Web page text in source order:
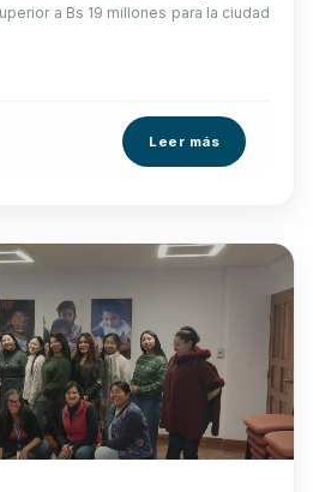
a Bs 19 millones para la ciudad
Leer más